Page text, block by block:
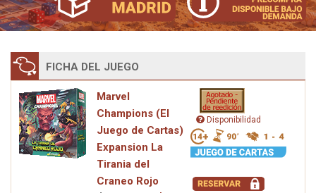
FICHA DEL JUEGO
Marvel
Champions (El
Juego de Cartas)
Expansion La
Tirania del
Craneo Rojo
Disponibilidad